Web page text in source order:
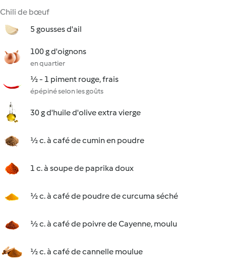
Chili de bœuf
5 gousses d'ail
100 g d'oignons
en quartier
½ - 1 piment rouge, frais
épépiné selon les goûts
30 g d'huile d'olive extra vierge
½ c. à café de cumin en poudre
1 c. à soupe de paprika doux
½ c. à café de poudre de curcuma séché
½ c. à café de poivre de Cayenne, moulu
½ c. à café de cannelle moulue